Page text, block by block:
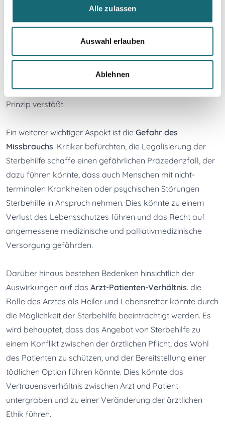
Alle zulassen
Auswahl erlauben
Ablehnen
Kritik - Gegenargumente und Bedenken gegen Sterbehilfe
Sterbehilfe argumentieren, dass das Leben ein hohes Gut
ist, das geschützt werden muss, und dass die aktive
Beendigung des Lebens eines Menschen gegen dieses
Prinzip verstößt.
Ein weiterer wichtiger Aspekt ist die Gefahr des
Missbrauchs. Kritiker befürchten, die Legalisierung der
Sterbehilfe schaffe einen gefährlichen Präzedenzfall, der
dazu führen könnte, dass auch Menschen mit nicht-
terminalen Krankheiten oder psychischen Störungen
Sterbehilfe in Anspruch nehmen. Dies könnte zu einem
Verlust des Lebensschutzes führen und das Recht auf
angemessene medizinische und palliativmedizinische
Versorgung gefährden.
Darüber hinaus bestehen Bedenken hinsichtlich der
Auswirkungen auf das Arzt-Patienten-Verhältnis. die
Rolle des Arztes als Heiler und Lebensretter könnte durch
die Möglichkeit der Sterbehilfe beeinträchtigt werden. Es
wird behauptet, dass das Angebot von Sterbehilfe zu
einem Konflikt zwischen der ärztlichen Pflicht, das Wohl
des Patienten zu schützen, und der Bereitstellung einer
tödlichen Option führen könnte. Dies könnte das
Vertrauensverhältnis zwischen Arzt und Patient
untergraben und zu einer Veränderung der ärztlichen
Ethik führen.